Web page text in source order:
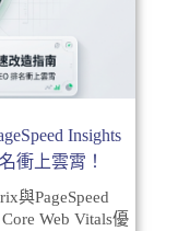
Insights
衝上雲霄！
與PageSpeed
Web Vitals優